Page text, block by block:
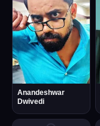
Anandeshwar
Dwivedi